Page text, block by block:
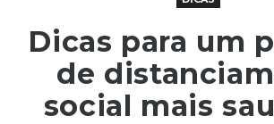
Dicas para um
de
social mais